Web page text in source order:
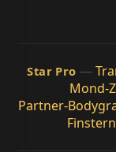
Star Pro —
Mond-
Partner-